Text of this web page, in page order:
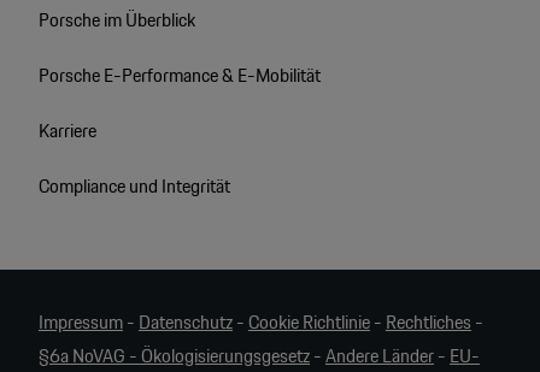
Porsche im Überblick
Porsche E-Performance & E-Mobilität
Karriere
Compliance und Integrität
Impressum- Datenschutz- Cookie Richtlinie- Rechtliches -
§6a NoVAG - Ökologisierungsgesetz-Andere Länder- EU-